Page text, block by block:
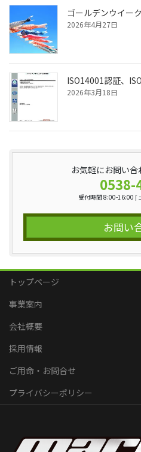
ゴールデンウイー
2026年4月27日
ISO14001認証、
2026年3月18日
お気軽にお問い合
0538-
受付時間 8:00-16:00 [
お問い
トップページ
事業案内
会社概要
採用情報
ご用命・お問合せ
プライバシーポリシー